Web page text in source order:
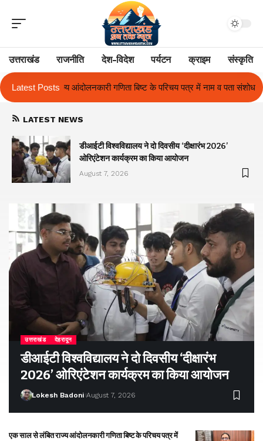
उत्तराखंड राजनीति देश-विदेश पर्यटन क्राइम संस्कृति
Latest Posts
के परिचय पत्र में नाम व पता संशोधन का प्रकरण का हुआ समाधान
LATEST NEWS
डीआईटी विश्वविद्यालय ने दो दिवसीय ‘दीक्षारंभ 2026’
ओरिएंटेशन कार्यक्रम का किया आयोजन
August 7, 2026
उत्तराखंड देहरादून
डीआईटी विश्वविद्यालय ने दो दिवसीय ‘दीक्षारंभ
2026’ ओरिएंटेशन कार्यक्रम का किया आयोजन
Lokesh Badoni August 7, 2026
एक साल से लंबित राज्य आंदोलनकारी गणिता बिष्ट के परिचय पत्र में